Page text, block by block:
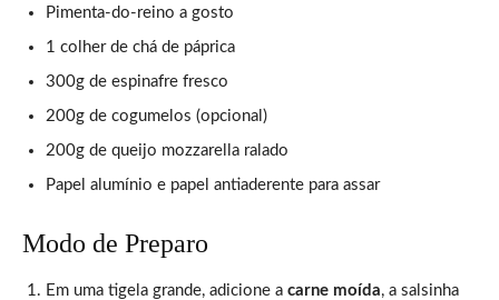
Pimenta-do-reino a gosto
1 colher de chá de páprica
300g de espinafre fresco
200g de cogumelos (opcional)
200g de queijo mozzarella ralado
Papel alumínio e papel antiaderente para assar
Modo de Preparo
Em uma tigela grande, adicione a carne moída, a salsinha